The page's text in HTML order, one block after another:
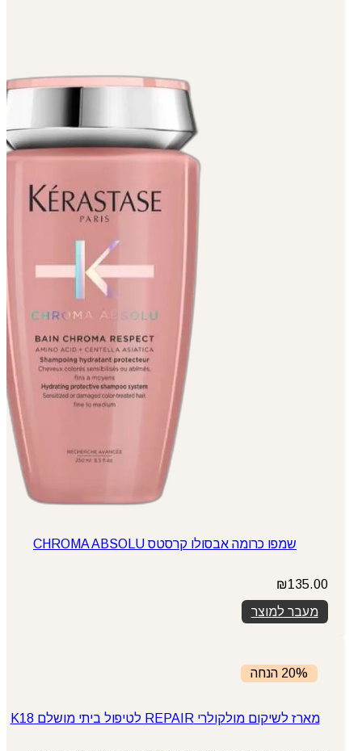
שמפו כרומה אבסולו קרסטס CHROMA ABSOLU
₪135.00
מעבר למוצר
20% הנחה
מארז לשיקום מולקולרי REPAIR לטיפול ביתי מושלם K18